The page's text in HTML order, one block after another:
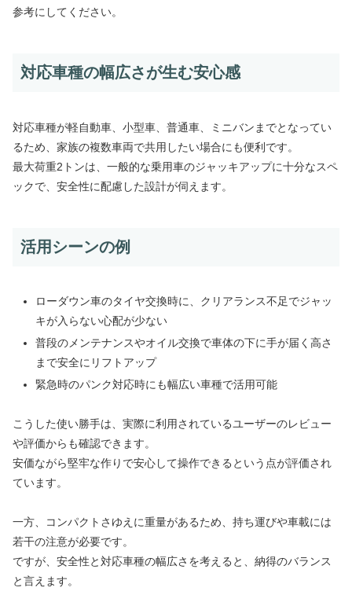
参考にしてください。
対応車種の幅広さが生む安心感
対応車種が軽自動車、小型車、普通車、ミニバンまでとなってい
るため、家族の複数車両で共用したい場合にも便利です。
最大荷重2トンは、一般的な乗用車のジャッキアップに十分なスペ
ックで、安全性に配慮した設計が伺えます。
活用シーンの例
ローダウン車のタイヤ交換時に、クリアランス不足でジャッ
キが入らない心配が少ない
普段のメンテナンスやオイル交換で車体の下に手が届く高さ
まで安全にリフトアップ
緊急時のパンク対応時にも幅広い車種で活用可能
こうした使い勝手は、実際に利用されているユーザーのレビュー
や評価からも確認できます。
安価ながら堅牢な作りで安心して操作できるという点が評価され
ています。
一方、コンパクトさゆえに重量があるため、持ち運びや車載には
若干の注意が必要です。
ですが、安全性と対応車種の幅広さを考えると、納得のバランス
と言えます。